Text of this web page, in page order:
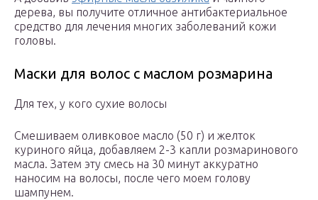
дерева, вы получите отличное антибактериальное
средство для лечения многих заболеваний кожи
головы.
Маски для волос с маслом розмарина
Для тех, у кого сухие волосы
Смешиваем оливковое масло (50 г) и желток
куриного яйца, добавляем 2-3 капли розмаринового
масла. Затем эту смесь на 30 минут аккуратно
наносим на волосы, после чего моем голову
шампунем.